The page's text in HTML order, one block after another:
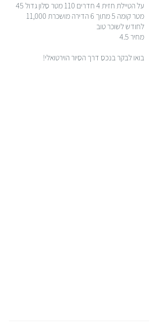
על הטיילת חזית 4 חדרים 110 מטר סלון גדול 45
מטר קומה 5 מתוך 6 הדירה מושכרת 11,000
לחודש לשוכר טוב
מחיר 4.5
בואו לבקר בנכס דרך הסיור הוירטואלי!